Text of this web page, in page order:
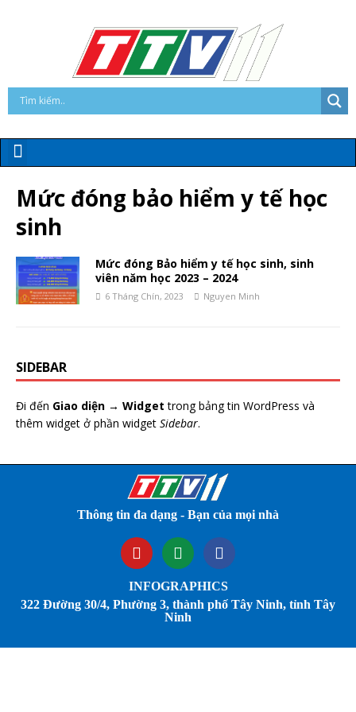
Mức đóng bảo hiểm y tế học
sinh
Mức đóng Bảo hiểm y tế học sinh, sinh
viên năm học 2023 – 2024
6 Tháng Chín, 2023 Nguyen Minh
SIDEBAR
Đi đến Giao diện → Widget trong bảng tin WordPress và
thêm widget ở phần widget Sidebar.
Thông tin đa dạng - Bạn của mọi nhà
INFOGRAPHICS
322 Đường 30/4, Phường 3, thành phố Tây Ninh, tỉnh Tây
Ninh